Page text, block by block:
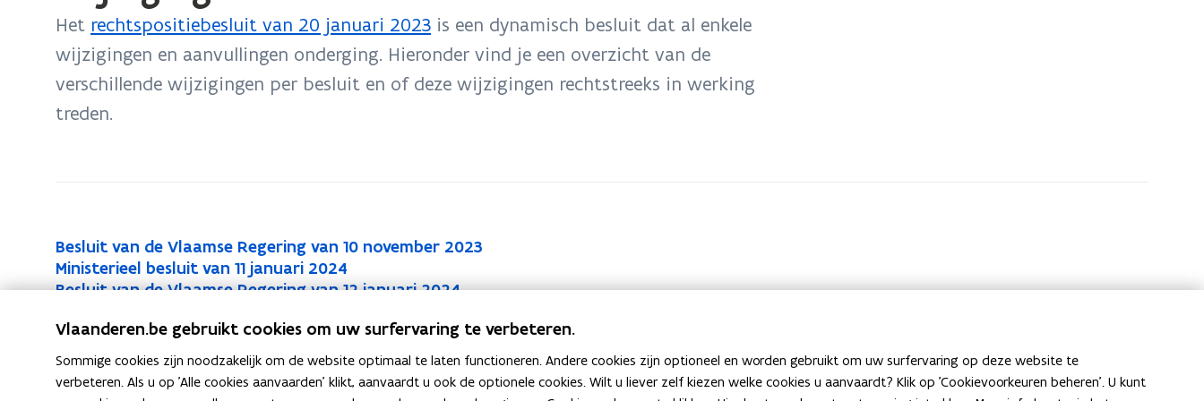
bevindt
Wijzigingsbesluiten
Het rechtspositiebesluit van 20 januari 2023 is een dynamisch besluit dat al enkele
wijzigingen en aanvullingen onderging. Hieronder vind je een overzicht van de
verschillende wijzigingen per besluit en of deze wijzigingen rechtstreeks in werking
treden.
B
e
s
l
i
t
Besluit van de Vlaamse Regering van 10 november 2023
B
e
s
u
i
t
M
i
i
s
t
Ministerieel besluit van 11 januari 2024
M
i
i
s
t
B
s
l
u
Besluit van de Vlaamse Regering van 12 januari 2024
B
s
l
u
e
s
l
e
s
l
B
e
s
Besluit van de Vlaamse Regering van 21 februari 2025
B
e
s
B
e
Besluit van de Vlaamse Regering van 23 januari 2026
B
e
Vlaanderen.be gebruikt cookies om uw surfervaring te verbeteren.
Sommige cookies zijn noodzakelijk om de website optimaal te laten functioneren. Andere cookies zijn optioneel en worden gebruikt om uw surfervaring op deze website te
verbeteren. Als u op 'Alle cookies aanvaarden' klikt, aanvaardt u ook de optionele cookies. Wilt u liever zelf kiezen welke cookies u aanvaardt? Klik op 'Cookievoorkeuren beheren'. U kunt